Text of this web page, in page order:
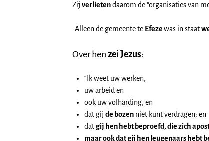
Zij verlietendaarom de “organisaties van
Alleen de gemeente te Efezewas in staat
Over hen zei Jezus:
“Ik weet uw werken,
uw arbeid en
ook uw volharding, en
dat gij de bozen niet kunt verdragen; en
datgij hen hebt beproefd, die zich
maar ook dat gij hen leugenaars hebt